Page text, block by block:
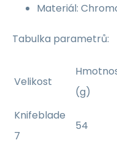
Materiál:
Tabulka parametrů:
Velikost
(g)
Knifeblade
7
54